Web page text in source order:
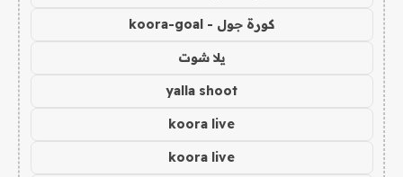
كورة جول - koora-goal
يلا شوت
yalla shoot
koora live
koora live